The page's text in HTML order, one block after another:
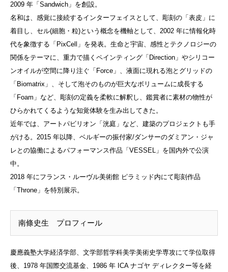
2009 年「Sandwich」を創設。
名和は、感覚に接続するインターフェイスとして、彫刻の「表皮」に
着目し、セル(細胞・粒)という概念を機軸として、2002 年に情報化時
代を象徴する「PixCell」を発表。生命と宇宙、感性とテクノロジーの
関係をテーマに、重力で描くペインティング「Direction」やシリコー
ンオイルが空間に降り注ぐ「Force」、液面に現れる泡とグリッドの
「Biomatrix」、そして泡そのものが巨大なボリュームに成長する
「Foam」など、彫刻の定義を柔軟に解釈し、鑑賞者に素材の物性が
ひらかれてくるような知覚体験を生み出してきた。
近年では、アートパビリオン「洸庭」など、建築のプロジェクトも手
がける。2015 年以降、ベルギーの振付家/ダンサーのダミアン・ジャ
レとの協働によるパフォーマンス作品「VESSEL」を国内外で公演
中。
2018 年にフランス・ルーヴル美術館 ピラミッド内にて彫刻作品
「Throne」を特別展示。
南條史生 プロフィール
慶應義塾大学経済学部、文学部哲学科美学美術史学専攻にて学位取得
後、1978 年国際交流基金、1986 年 ICA ナゴヤ ディレクター等を経